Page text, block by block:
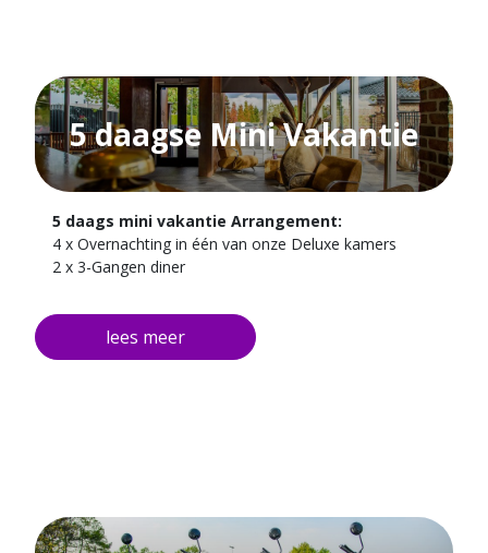
5 daagse Mini Vakantie
5 daags mini vakantie Arrangement:
4 x Overnachting in één van onze Deluxe kamers
2 x 3-Gangen diner